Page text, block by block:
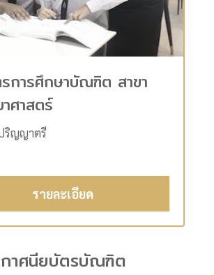
การศึกษาบัณฑิต สาขา
ศาสตร์
ริญญาตรี
รายละเอียด
กาศนียบัตรบัณฑิต